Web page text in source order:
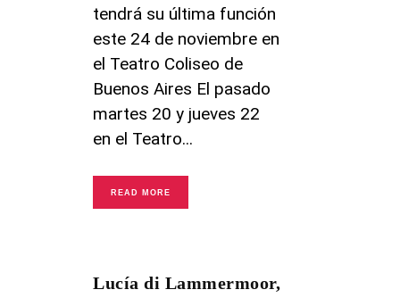
tendrá su última función
este 24 de noviembre en
el Teatro Coliseo de
Buenos Aires El pasado
martes 20 y jueves 22
en el Teatro
READ MORE
Lucía di Lammermoor,